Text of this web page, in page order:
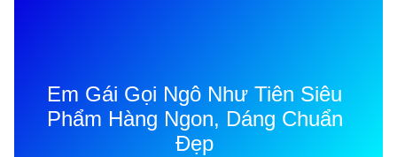
Em Gái Gọi Ngô Như Tiên Siêu
Phẩm Hàng Ngon, Dáng Chuẩn
Đẹp